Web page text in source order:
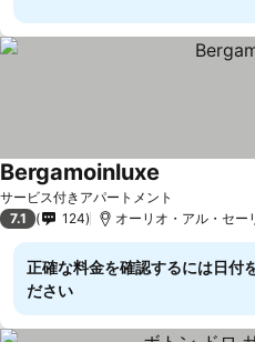
サービス付きアパートメント
Bergamoinluxe
7.1 124 オーリオ・アル・セ
正確な料金を確認するには日付
ださい